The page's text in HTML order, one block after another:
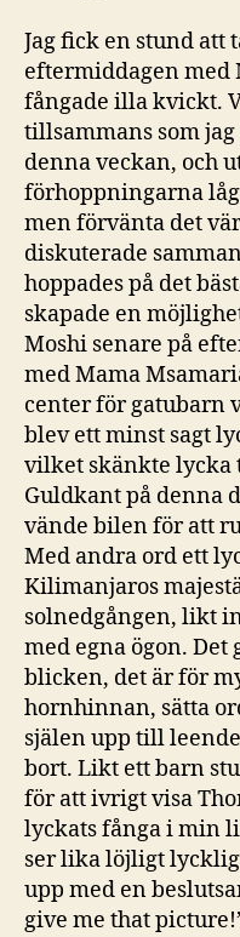
Jag fick en stund att
eftermiddagen med
fångade illa kvickt.
tillsammans som
denna veckan, och
förhoppningarna
men förvänta det
diskuterade
hoppades på det
skapade en
Moshi senare på
med Mama
center för gatubarn
blev ett minst sagt
vilket skänkte lycka
Guldkant på denna
vände bilen för att
Med andra ord ett
Kilimanjaros
solnedgången, likt
med egna ögon.
blicken, det är för
hornhinnan, sätta
själen upp till
bort. Likt ett barn
för att ivrigt visa
lyckats fånga i min
ser lika löjligt
upp med en
give me that